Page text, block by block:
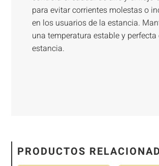
para evitar corrientes molestas o
en los usuarios de la estancia.
una temperatura estable y perfecta
estancia.
PRODUCTOS